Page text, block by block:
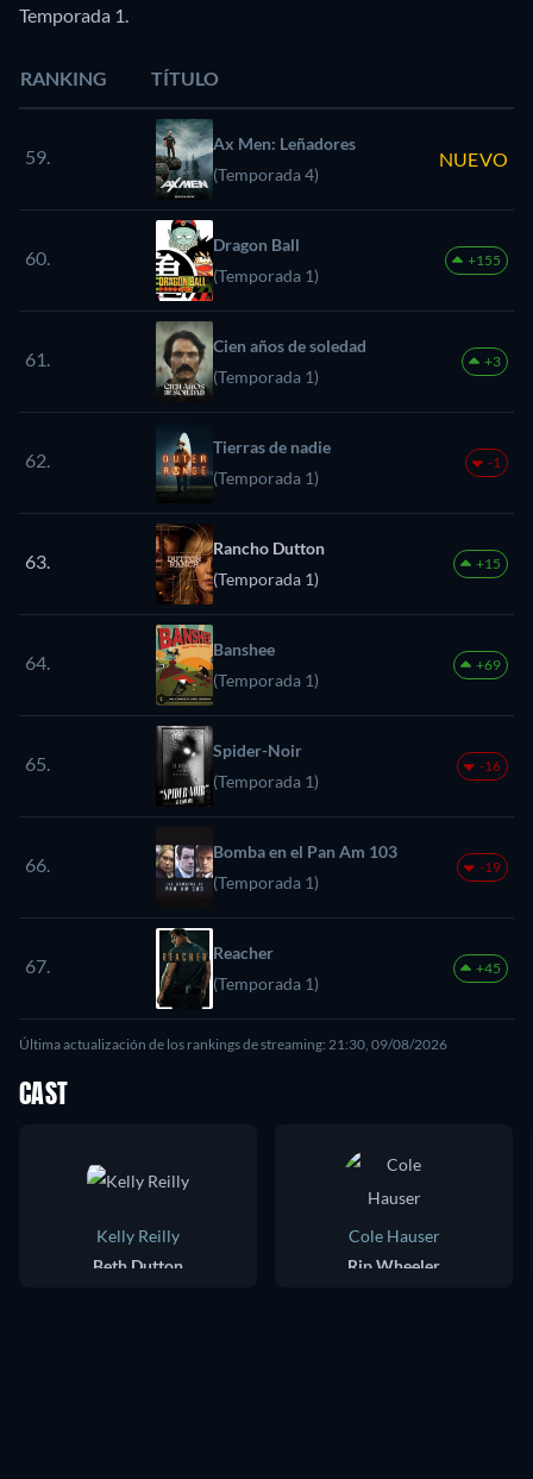
Temporada 1.
RANKING TÍTULO
59.
Ax Men: Leñadores
(Temporada 4)
NUEVO
60.
Dragon Ball
(Temporada 1)
+155
61.
Cien años de soledad
(Temporada 1)
+3
62.
Tierras de nadie
(Temporada 1)
-1
63.
Rancho Dutton
(Temporada 1)
+15
64.
Banshee
(Temporada 1)
+69
65.
Spider-Noir
(Temporada 1)
-16
66.
Bomba en el Pan Am 103
(Temporada 1)
-19
67.
Reacher
(Temporada 1)
+45
Última actualización de los rankings de streaming: 21:30, 09/08/2026
CAST
Kelly Reilly
Beth Dutton
Cole Hauser
Rip Wheeler